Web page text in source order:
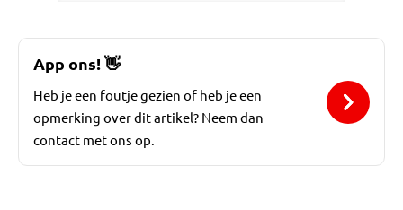
App ons!👋
Heb je een foutje gezien of heb je een
opmerking over dit artikel? Neem dan
contact met ons op.